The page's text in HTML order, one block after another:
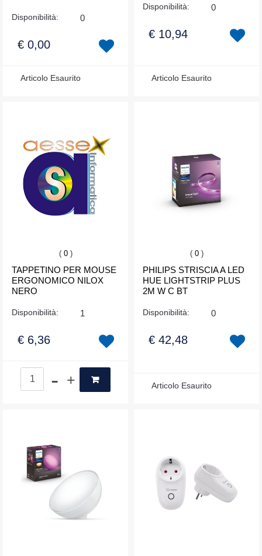
Disponibilità: 0
€ 0,00
Articolo Esaurito
Disponibilità: 0
€ 10,94
Articolo Esaurito
( 0 )
TAPPETINO PER MOUSE
ERGONOMICO NILOX
NERO
Disponibilità: 1
€ 6,36
( 0 )
PHILIPS STRISCIA A LED
HUE LIGHTSTRIP PLUS
2M W C BT
Disponibilità: 0
€ 42,48
Articolo Esaurito